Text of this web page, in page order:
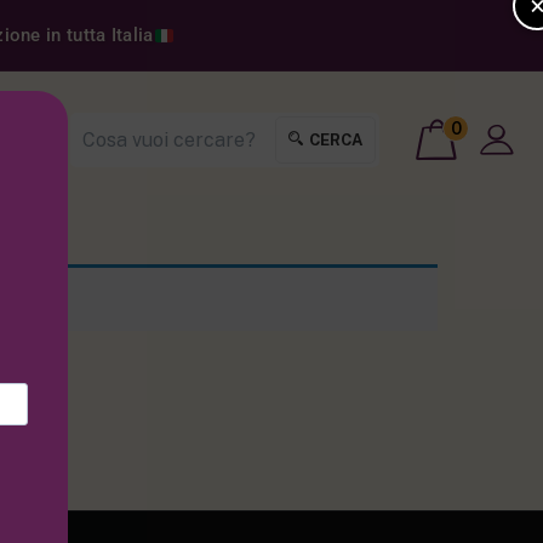
in tutta Italia
CERCA
0